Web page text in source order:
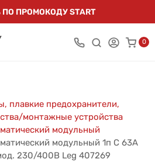
ПРОМОКОДУ START
0
плавкие предохранители,
монтажные устройства
модульный
модульный 1п C 63А
230/400В Leg 407269